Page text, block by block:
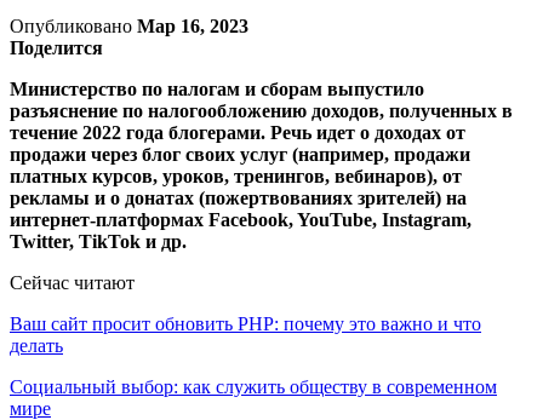
Опубликовано Мар 16, 2023
Поделится
Министерство по налогам и сборам выпустило
разъяснение по налогообложению доходов, полученных в
течение 2022 года блогерами. Речь идет о доходах от
продажи через блог своих услуг (например, продажи
платных курсов, уроков, тренингов, вебинаров), от
рекламы и о донатах (пожертвованиях зрителей) на
интернет-платформах Facebook, YouTube, Instagram,
Twitter, TikTok и др.
Сейчас читают
Ваш сайт просит обновить PHP: почему это важно и что
делать
Социальный выбор: как служить обществу в современном
мире